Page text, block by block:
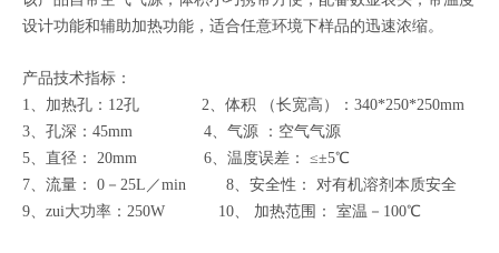
设计功能和辅助加热功能，适合任意环境下样品的迅速浓缩。
产品技术指标：
1、加热孔：12孔 2、体积 （长宽高）：340*250*250mm
3、孔深：45mm 4、气源 ：空气气源
5、直径： 20mm 6、温度误差： ≤±5℃
7、流量： 0－25L／min 8、安全性： 对有机溶剂本质安全
9、zui大功率：250W 10、 加热范围： 室温－100℃